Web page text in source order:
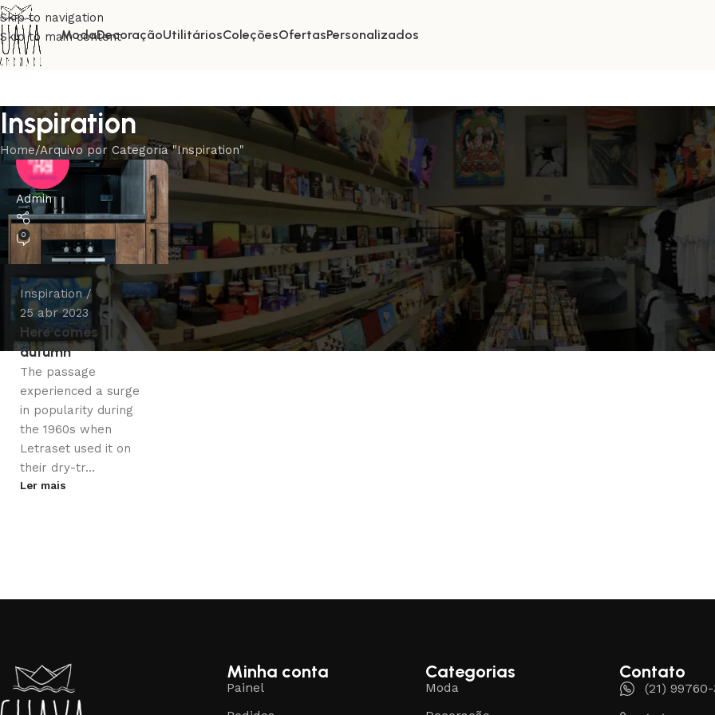
Skip to navigation
Skip to main content
ModaDecoraçãoUtilitáriosColeçõesOfertasPersonalizados
Inspiration
Home Arquivo por Categoria "Inspiration"
Admin
0
Inspiration
25 abr 2023
Here comes
autumn
The passage
experienced a surge
in popularity during
the 1960s when
Letraset used it on
their dry-tr...
Ler mais
Minha conta
Painel
Categorias
Moda
Contato
(21)